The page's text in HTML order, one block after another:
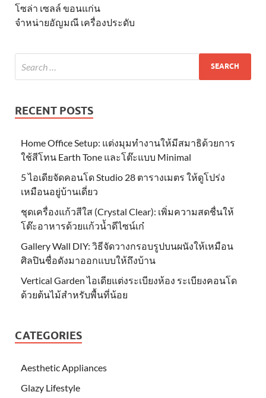
โซล่า เซลล์ ขอนแก่น
จำหน่ายอัญมณี เครื่องประดับ
RECENT POSTS
Home Office Setup: แต่งมุมทำงานให้มีสมาธิด้วยการ
ใช้สีโทน Earth Tone และโต๊ะแบบ Minimal
5 ไอเดียจัดคอนโด Studio 28 ตารางเมตร ให้ดูโปร่ง
เหมือนอยู่บ้านเดี่ยว
ชุดเครื่องแก้วสีใส (Crystal Clear): เพิ่มความสดชื่นให้
โต๊ะอาหารด้วยแก้วน้ำดีไซน์เก๋
Gallery Wall DIY: วิธีจัดวางกรอบรูปบนผนังให้เหมือน
ศิลปินชื่อดังมาออกแบบให้ถึงบ้าน
Vertical Garden ไอเดียแต่งระเบียงห้อง ระเบียงคอนโด
ด้วยต้นไม้สำหรับพื้นที่น้อย
CATEGORIES
Aesthetic Appliances
Glazy Lifestyle